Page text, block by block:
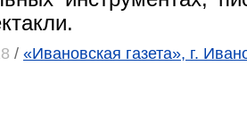
/ «Ивановская газета», г.